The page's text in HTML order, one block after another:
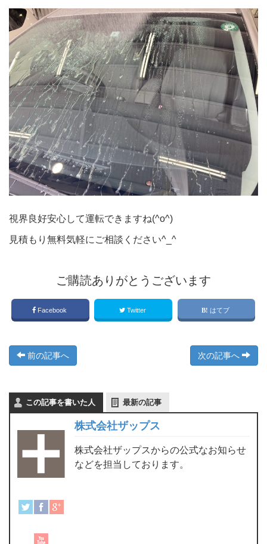
視界良好安心して運転できますね(^o^)
見積もり無料気軽にご相談ください^_^
ご購読ありがとうございます
Facebook Twitter はてブ
前の記事へ 次の記事へ
この記事を書いた人 最新の記事
株式会社ザップス
株式会社ザップスからの公式なお知らせ
などを担当しております。